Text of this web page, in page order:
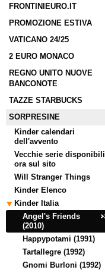
FRONTINIEURO.IT
PROMOZIONE ESTIVA
VATICANO 24/25
2 EURO MONACO
REGNO UNITO NUOVE
BANCONOTE
TAZZE STARBUCKS
SORPRESINE
Kinder calendari
dell'avvento
Vecchie serie disponibili
ora sul sito
Will Stranger Things
Kinder Elenco
Kinder Italia
Angel's Friends
(2010)
Happypotami (1991)
Tartallegre (1992)
Gnomi Burloni (1992)